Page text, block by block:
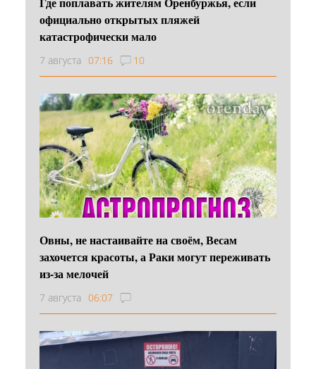
официально открытых пляжей
катастрофически мало
7 августа 07:16 10
Овны, не настаивайте на своём, Весам
захочется красоты, а Раки могут переживать
из-за мелочей
7 августа 06:07